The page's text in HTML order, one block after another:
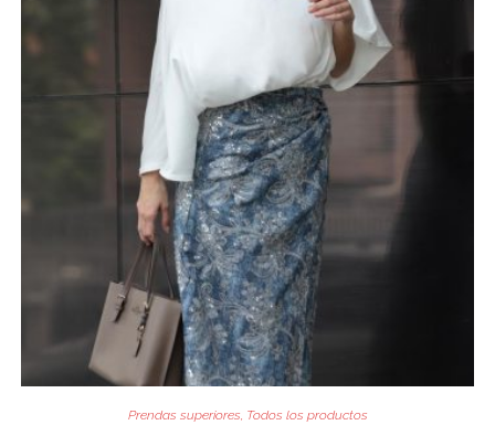
Prendas superiores, Todos los productos